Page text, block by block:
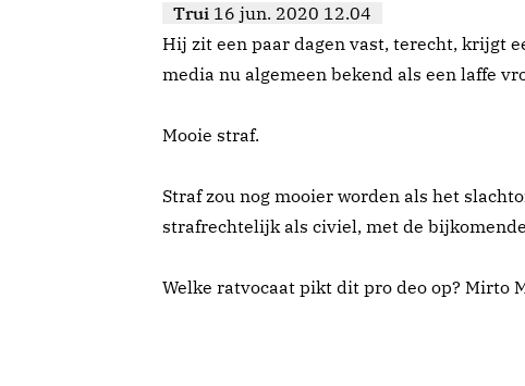
Trui 16 jun. 2020 12.04
Hij zit een paar dagen vast, terecht, krijgt
media nu algemeen bekend als een laffe
Mooie straf.
Straf zou nog mooier worden als het
strafrechtelijk als civiel, met de
Welke ratvocaat pikt dit pro deo op? Mirto